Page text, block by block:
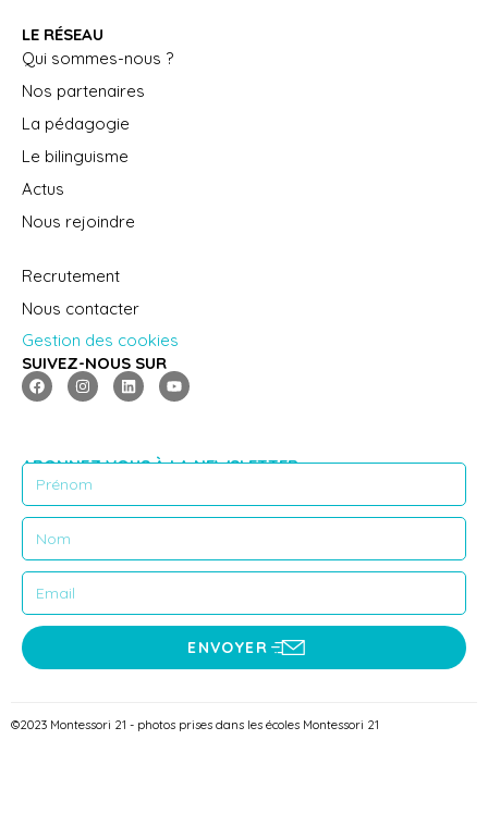
LE RÉSEAU
Qui sommes-nous ?
Nos partenaires
La pédagogie
Le bilinguisme
Actus
Nous rejoindre
Recrutement
Nous contacter
Gestion des cookies
SUIVEZ-NOUS SUR
ABONNEZ VOUS À LA NEWSLETTER
ENVOYER
©2023 Montessori 21 - photos prises dans les écoles Montessori 21